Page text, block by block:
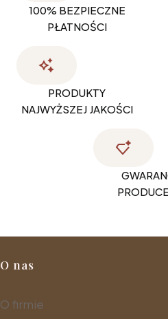
100% BEZPIECZNE
PŁATNOŚCI
PRODUKTY
NAJWYŻSZEJ JAKOŚCI
Linki w stopce
O nas
O firmie